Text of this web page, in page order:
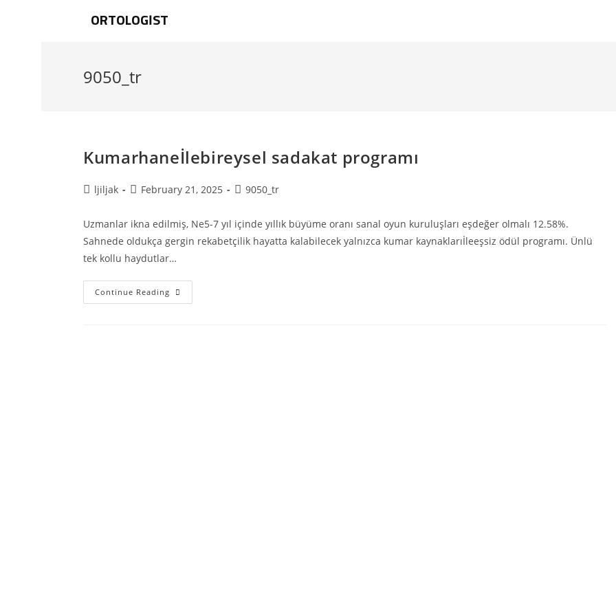
ORTOLOGIST
9050_tr
Kumarhaneİlebireysel sadakat programı
ljiljak February 21, 2025 9050_tr
Uzmanlar ikna edilmiş, Ne5-7 yıl içinde yıllık büyüme oranı sanal oyun kuruluşları eşdeğer olmalı 12.58%.
Sahnede oldukça gergin rekabetçilik hayatta kalabilecek yalnızca kumar kaynaklarıİleeşsiz ödül programı. Ünlü
tek kollu haydutlar…
Continue Reading